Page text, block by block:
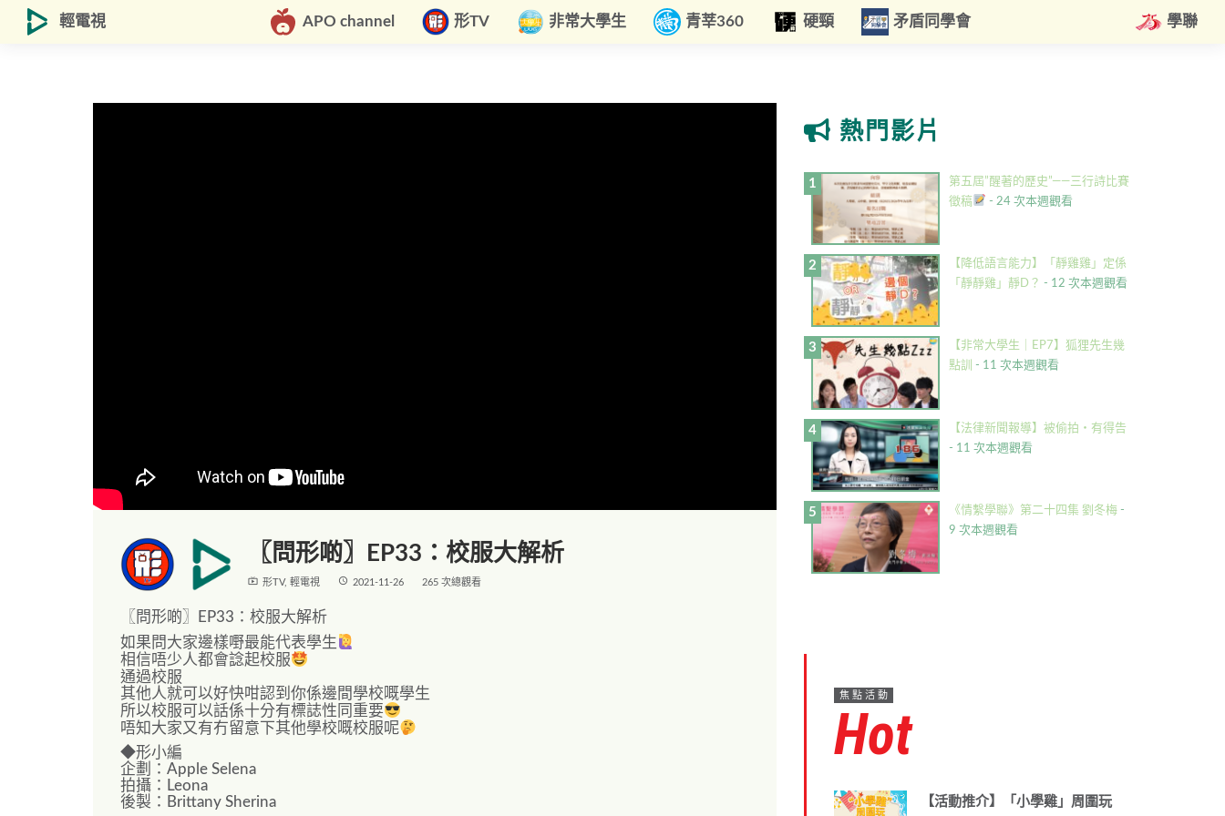
輕電視 APO channel 形TV 非常大學生 青莘360 硬頸 矛盾同學會 學聯
〖問形啲〗EP33：校服大解析
live_tv 形TV, 輕電視 access_time 2021-11-26 265 次總觀看
〖問形啲〗EP33：校服大解析
如果問大家邊樣嘢最能代表學生
相信唔少人都會諗起校服
通過校服
其他人就可以好快咁認到你係邊間學校嘅學生
所以校服可以話係十分有標誌性同重要
唔知大家又有冇留意下其他學校嘅校服呢
◆形小編
企劃：Apple Selena
拍攝：Leona
後製：Brittany Sherina
熱門影片
第五屆”醒著的歷史”——三行詩比賽
徵稿
- 24 次本週觀看
【降低語言能力】「靜雞雞」定係
「靜靜雞」靜D？ - 12 次本週觀看
【非常大學生｜EP7】狐狸先生幾
點訓 - 11 次本週觀看
【法律新聞報導】被偷拍・有得告
- 11 次本週觀看
《情繫學聯》第二十四集 劉冬梅 -
9 次本週觀看
焦點活動
Hot
【活動推介】「小學雞」周圍玩